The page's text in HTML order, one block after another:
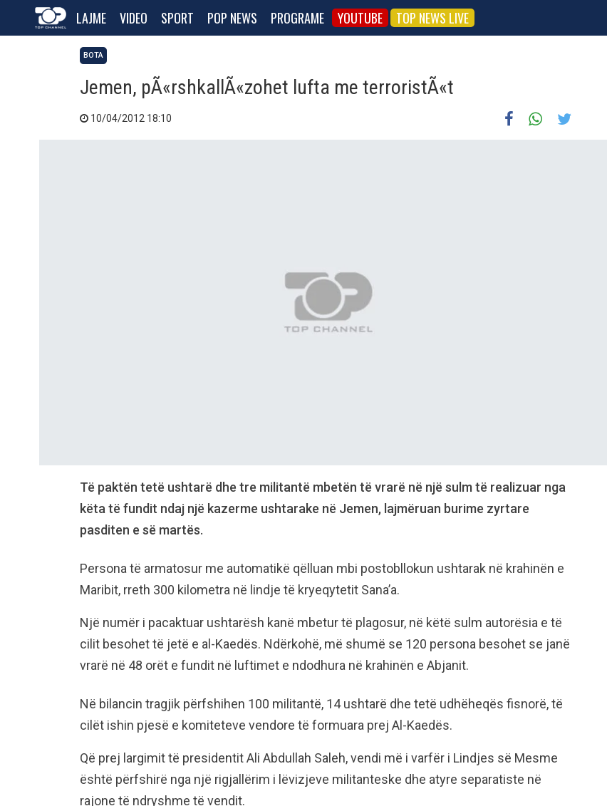
LAJME VIDEO SPORT POP NEWS PROGRAME YOUTUBE TOP NEWS LIVE
BOTA
Jemen, pÃ«rshkallÃ«zohet lufta me terroristÃ«t
10/04/2012 18:10
Të paktën tetë ushtarë dhe tre militantë mbetën të vrarë në një sulm të realizuar nga
këta të fundit ndaj një kazerme ushtarake në Jemen, lajmëruan burime zyrtare
pasditen e së martës.
Persona të armatosur me automatikë qëlluan mbi postobllokun ushtarak në krahinën e
Maribit, rreth 300 kilometra në lindje të kryeqytetit Sana’a.
Një numër i pacaktuar ushtarësh kanë mbetur të plagosur, në këtë sulm autorësia e të
cilit besohet të jetë e al-Kaedës. Ndërkohë, më shumë se 120 persona besohet se janë
vrarë në 48 orët e fundit në luftimet e ndodhura në krahinën e Abjanit.
Në bilancin tragjik përfshihen 100 militantë, 14 ushtarë dhe tetë udhëheqës fisnorë, të
cilët ishin pjesë e komiteteve vendore të formuara prej Al-Kaedës.
Që prej largimit të presidentit Ali Abdullah Saleh, vendi më i varfër i Lindjes së Mesme
është përfshirë nga një rigjallërim i lëvizjeve militanteske dhe atyre separatiste në
rajone të ndryshme të vendit.